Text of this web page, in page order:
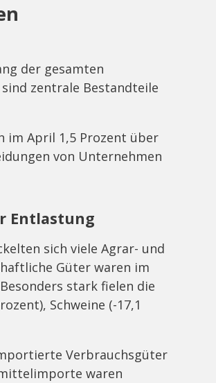
der gesamten
zentrale Bestandteile
im April 1,5 Prozent über
von Unternehmen
Entlastung
sich viele Agrar- und
Güter waren im
stark fielen die
Schweine (-17,1
Verbrauchsgüter
waren